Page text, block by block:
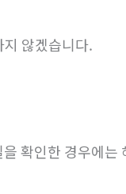
않겠습니다.
확인한 경우에